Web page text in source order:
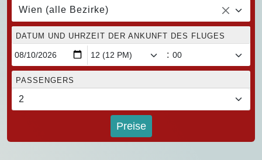
Wien (alle Bezirke)
DATUM UND UHRZEIT DER ANKUNFT DES FLUGES
:
PASSENGERS
Preise